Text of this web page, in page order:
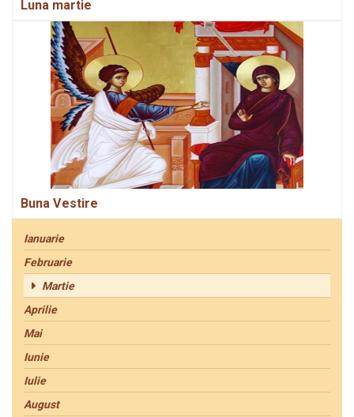
Luna martie
Buna Vestire
Ianuarie
Februarie
Martie
Aprilie
Mai
Iunie
Iulie
August